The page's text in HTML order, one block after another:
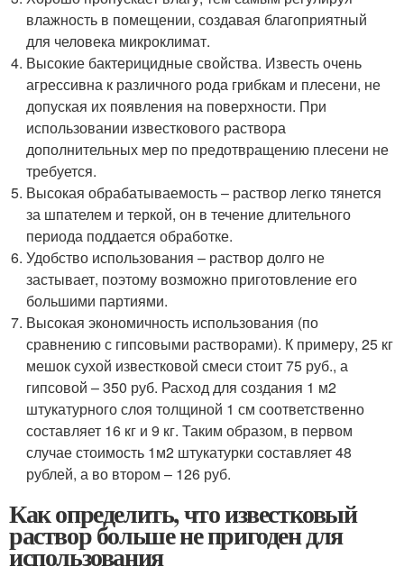
влажность в помещении, создавая благоприятный
для человека микроклимат.
Высокие бактерицидные свойства. Известь очень
агрессивна к различного рода грибкам и плесени, не
допуская их появления на поверхности. При
использовании известкового раствора
дополнительных мер по предотвращению плесени не
требуется.
Высокая обрабатываемость – раствор легко тянется
за шпателем и теркой, он в течение длительного
периода поддается обработке.
Удобство использования – раствор долго не
застывает, поэтому возможно приготовление его
большими партиями.
Высокая экономичность использования (по
сравнению с гипсовыми растворами). К примеру, 25 кг
мешок сухой известковой смеси стоит 75 руб., а
гипсовой – 350 руб. Расход для создания 1 м2
штукатурного слоя толщиной 1 см соответственно
составляет 16 кг и 9 кг. Таким образом, в первом
случае стоимость 1м2 штукатурки составляет 48
рублей, а во втором – 126 руб.
Как определить, что известковый
раствор больше не пригоден для
использования